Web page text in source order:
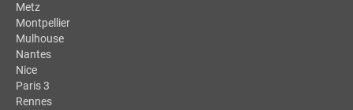
Metz
Montpellier
Mulhouse
Nantes
Nice
Paris 3
Rennes